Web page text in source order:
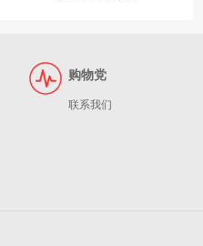
购物党
联系我们